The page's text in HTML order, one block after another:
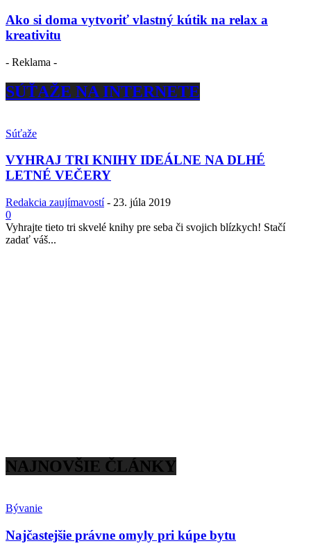
Ako si doma vytvoriť vlastný kútik na relax a
kreativitu
- Reklama -
SÚŤAŽE NA INTERNETE
Súťaže
VYHRAJ TRI KNIHY IDEÁLNE NA DLHÉ
LETNÉ VEČERY
Redakcia zaujímavostí - 23. júla 2019
0
Vyhrajte tieto tri skvelé knihy pre seba či svojich blízkych! Stačí
zadať váš...
NAJNOVŠIE ČLÁNKY
Bývanie
Najčastejšie právne omyly pri kúpe bytu